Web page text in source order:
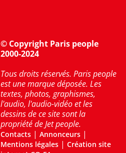
© Copyright Paris people
2000-2024
Tous droits réservés. Paris people
est une marque déposée. Les
textes, photos, graphismes,
l'audio, l'audio-vidéo et les
dessins de ce site sont la
propriété de Jet people.
Contacts |Annonceurs |
Mentions légales |Création site